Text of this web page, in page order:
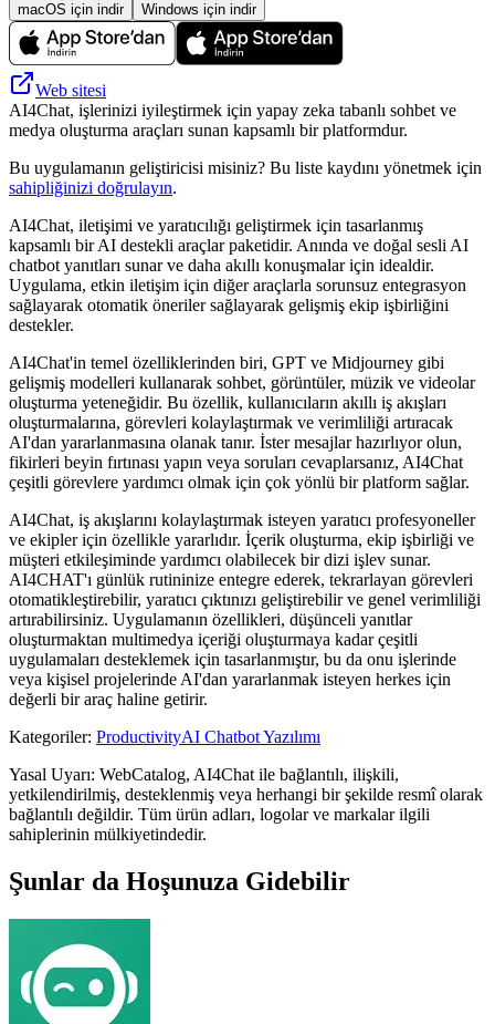
macOS için indir Windows için indir
Web sitesi
AI4Chat, işlerinizi iyileştirmek için yapay zeka tabanlı sohbet ve
medya oluşturma araçları sunan kapsamlı bir platformdur.
Bu uygulamanın geliştiricisi misiniz? Bu liste kaydını yönetmek için
sahipliğinizi doğrulayın.
AI4Chat, iletişimi ve yaratıcılığı geliştirmek için tasarlanmış
kapsamlı bir AI destekli araçlar paketidir. Anında ve doğal sesli AI
chatbot yanıtları sunar ve daha akıllı konuşmalar için idealdir.
Uygulama, etkin iletişim için diğer araçlarla sorunsuz entegrasyon
sağlayarak otomatik öneriler sağlayarak gelişmiş ekip işbirliğini
destekler.
AI4Chat'in temel özelliklerinden biri, GPT ve Midjourney gibi
gelişmiş modelleri kullanarak sohbet, görüntüler, müzik ve videolar
oluşturma yeteneğidir. Bu özellik, kullanıcıların akıllı iş akışları
oluşturmalarına, görevleri kolaylaştırmak ve verimliliği artıracak
AI'dan yararlanmasına olanak tanır. İster mesajlar hazırlıyor olun,
fikirleri beyin fırtınası yapın veya soruları cevaplarsanız, AI4Chat
çeşitli görevlere yardımcı olmak için çok yönlü bir platform sağlar.
AI4Chat, iş akışlarını kolaylaştırmak isteyen yaratıcı profesyoneller
ve ekipler için özellikle yararlıdır. İçerik oluşturma, ekip işbirliği ve
müşteri etkileşiminde yardımcı olabilecek bir dizi işlev sunar.
AI4CHAT'ı günlük rutininize entegre ederek, tekrarlayan görevleri
otomatikleştirebilir, yaratıcı çıktınızı geliştirebilir ve genel verimliliği
artırabilirsiniz. Uygulamanın özellikleri, düşünceli yanıtlar
oluşturmaktan multimedya içeriği oluşturmaya kadar çeşitli
uygulamaları desteklemek için tasarlanmıştır, bu da onu işlerinde
veya kişisel projelerinde AI'dan yararlanmak isteyen herkes için
değerli bir araç haline getirir.
Kategoriler: ProductivityAI Chatbot Yazılımı
Yasal Uyarı: WebCatalog, AI4Chat ile bağlantılı, ilişkili,
yetkilendirilmiş, desteklenmiş veya herhangi bir şekilde resmî olarak
bağlantılı değildir. Tüm ürün adları, logolar ve markalar ilgili
sahiplerinin mülkiyetindedir.
Şunlar da Hoşunuza Gidebilir